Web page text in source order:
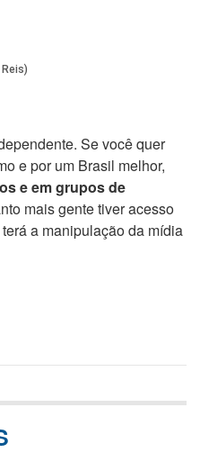
Se você quer
e por um Brasil melhor,
e em grupos de
mais gente tiver acesso
a manipulação da mídia